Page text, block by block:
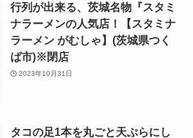
行列が出来る、茨城名物『スタミ
ナラーメンの人気店！【スタミナ
ラーメン がむしゃ】(茨城県つく
ば市)※閉店
2023年10月31日
タコの足1本を丸ごと天ぷらにし